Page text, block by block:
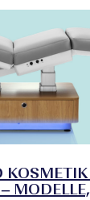
MODELLE,